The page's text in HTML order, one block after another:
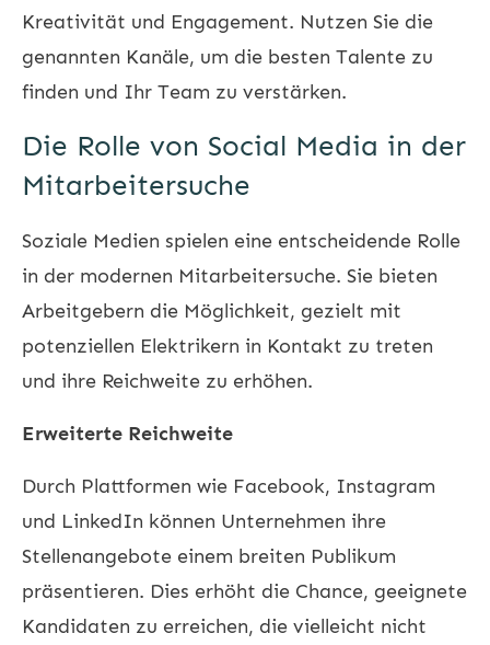
Kreativität und Engagement. Nutzen Sie die
genannten Kanäle, um die besten Talente zu
finden und Ihr Team zu verstärken.
Die Rolle von Social Media in der
Mitarbeitersuche
Soziale Medien spielen eine entscheidende Rolle
in der modernen Mitarbeitersuche. Sie bieten
Arbeitgebern die Möglichkeit, gezielt mit
potenziellen Elektrikern in Kontakt zu treten
und ihre Reichweite zu erhöhen.
Erweiterte Reichweite
Durch Plattformen wie Facebook, Instagram
und LinkedIn können Unternehmen ihre
Stellenangebote einem breiten Publikum
präsentieren. Dies erhöht die Chance, geeignete
Kandidaten zu erreichen, die vielleicht nicht